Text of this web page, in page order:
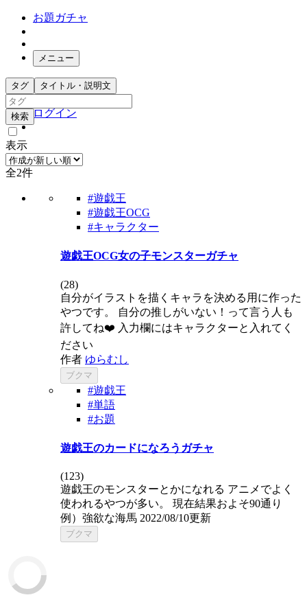
お題ガチャ
メニュー
お題箱
ガチャ検索
ログイン
タグ タイトル・説明文
検索
表示
全2件
#遊戯王
#遊戯王OCG
#キャラクター
遊戯王OCG女の子モンスターガチャ
(28)
自分がイラストを描くキャラを決める用に作った
やつです。 自分の推しがいない！って言う人も
許してね❤️ 入力欄にはキャラクターと入れてく
ださい
作者 ゆらむし
ブクマ
#遊戯王
#単語
#お題
遊戯王のカードになろうガチャ
(123)
遊戯王のモンスターとかになれる アニメでよく
使われるやつが多い。 現在結果およそ90通り
例）強欲な海馬 2022/08/10更新
ブクマ